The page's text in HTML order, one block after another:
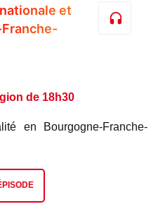
et
de 18h30
en Bourgogne-Franche-